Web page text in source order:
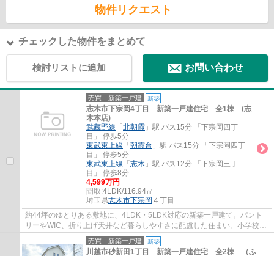
物件リクエスト
チェックした物件をまとめて
検討リストに追加 お問い合わせ
売買｜新築一戸建 新築
志木市下宗岡4丁目 新築一戸建住宅 全1棟 (志
木本店)
武蔵野線 「 北朝霞 」駅 バス15分 「下宗岡四丁
目」 停歩5分
東武東上線 「 朝霞台 」駅 バス15分 「下宗岡四丁
目」 停歩5分
東武東上線 「 志木 」駅 バス12分 「下宗岡三丁
目」 停歩8分
4,599万円
間取:4LDK/116.94㎡
埼玉県志木市下宗岡 ４丁目
約44坪のゆとりある敷地に、4LDK・5LDK対応の新築一戸建て。パント
リーやWIC、折り上げ天井など暮らしやすさに配慮した住まい。小学校徒
歩7分、中学校徒歩3分で子育てにも嬉しい立地で...
売買｜新築一戸建 新築
川越市砂新田1丁目 新築一戸建住宅 全2棟 （ふ